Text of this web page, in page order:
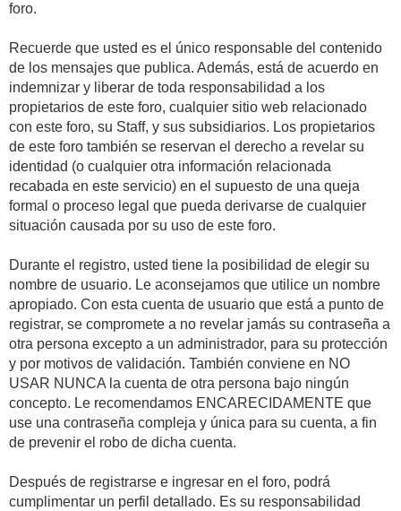
foro.
Recuerde que usted es el único responsable del contenido
de los mensajes que publica. Además, está de acuerdo en
indemnizar y liberar de toda responsabilidad a los
propietarios de este foro, cualquier sitio web relacionado
con este foro, su Staff, y sus subsidiarios. Los propietarios
de este foro también se reservan el derecho a revelar su
identidad (o cualquier otra información relacionada
recabada en este servicio) en el supuesto de una queja
formal o proceso legal que pueda derivarse de cualquier
situación causada por su uso de este foro.
Durante el registro, usted tiene la posibilidad de elegir su
nombre de usuario. Le aconsejamos que utilice un nombre
apropiado. Con esta cuenta de usuario que está a punto de
registrar, se compromete a no revelar jamás su contraseña a
otra persona excepto a un administrador, para su protección
y por motivos de validación. También conviene en NO
USAR NUNCA la cuenta de otra persona bajo ningún
concepto. Le recomendamos ENCARECIDAMENTE que
use una contraseña compleja y única para su cuenta, a fin
de prevenir el robo de dicha cuenta.
Después de registrarse e ingresar en el foro, podrá
cumplimentar un perfil detallado. Es su responsabilidad